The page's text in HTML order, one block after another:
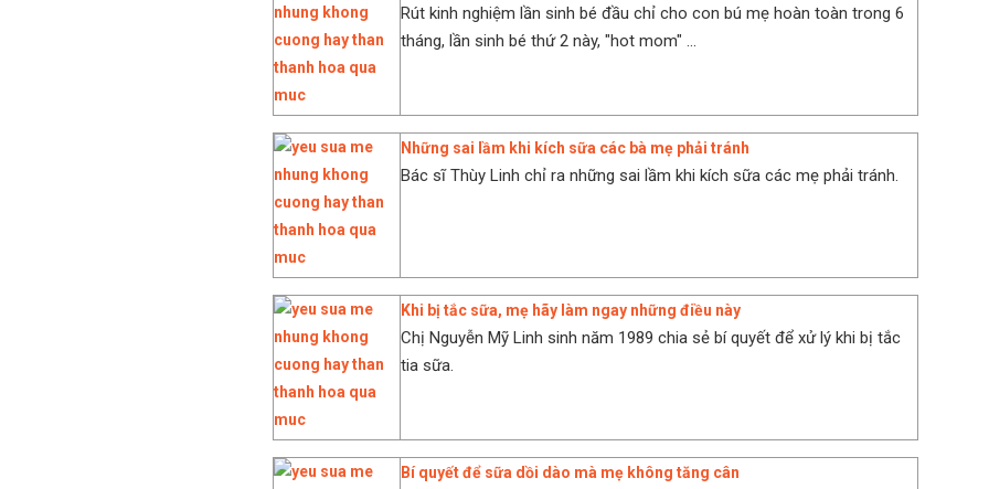
Rút kinh nghiệm lần sinh bé đầu chỉ cho con bú mẹ hoàn toàn trong 6
tháng, lần sinh bé thứ 2 này, "hot mom" ...
Những sai lầm khi kích sữa các bà mẹ phải tránh
Bác sĩ Thùy Linh chỉ ra những sai lầm khi kích sữa các mẹ phải tránh.
Khi bị tắc sữa, mẹ hãy làm ngay những điều này
Chị Nguyễn Mỹ Linh sinh năm 1989 chia sẻ bí quyết để xử lý khi bị tắc
tia sữa.
Bí quyết để sữa dồi dào mà mẹ không tăng cân